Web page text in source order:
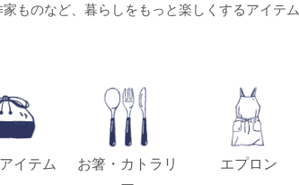
ものなど、暮らしをもっと楽しくするアイテム
イテム
お箸・カトラリ
エプロン